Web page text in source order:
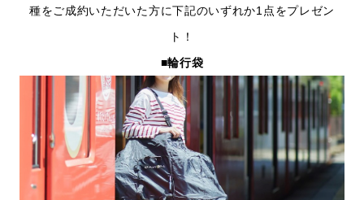
種をご成約いただいた方に下記のいずれか1点をプレゼン
ト！
■輪行袋